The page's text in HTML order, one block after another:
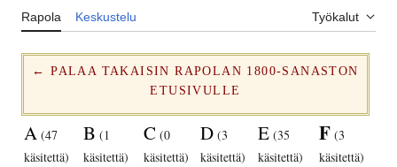
Rapola Keskustelu Työkalut
← PALAA TAKAISIN RAPOLAN 1800-SANASTON
ETUSIVULLE
A (47
käsitettä)
B (1
käsitettä)
C (0
käsitettä)
D (3
käsitettä)
E (35
käsitettä)
F (3
käsitettä)